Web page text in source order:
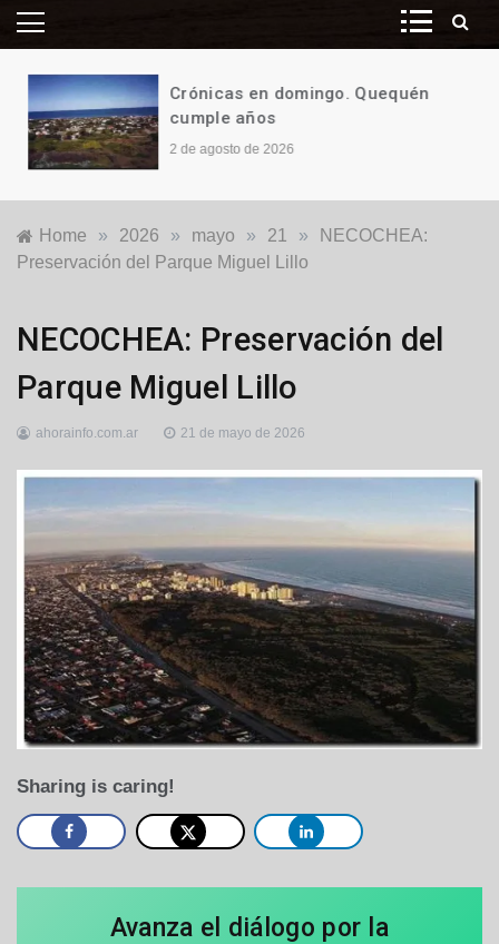
Crónicas en domingo. Quequén
cumple años
2 de agosto de 2026
Home » 2026 » mayo » 21 »
NECOCHEA:
Preservación del Parque Miguel Lillo
Destacadas ,
Locales ,
Política
NECOCHEA: Preservación del
Parque Miguel Lillo
ahorainfo.com.ar 21 de mayo de 2026
Sharing is caring!
Avanza el diálogo por la